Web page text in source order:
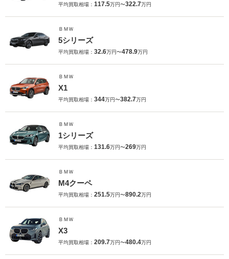
平均買取相場： 117.5万円〜322.7万円
ＢＭＷ
5シリーズ
平均買取相場： 32.6万円〜478.9万円
ＢＭＷ
X1
平均買取相場： 344万円〜382.7万円
ＢＭＷ
1シリーズ
平均買取相場： 131.6万円〜269万円
ＢＭＷ
M4クーペ
平均買取相場： 251.5万円〜890.2万円
ＢＭＷ
X3
平均買取相場： 209.7万円〜480.4万円